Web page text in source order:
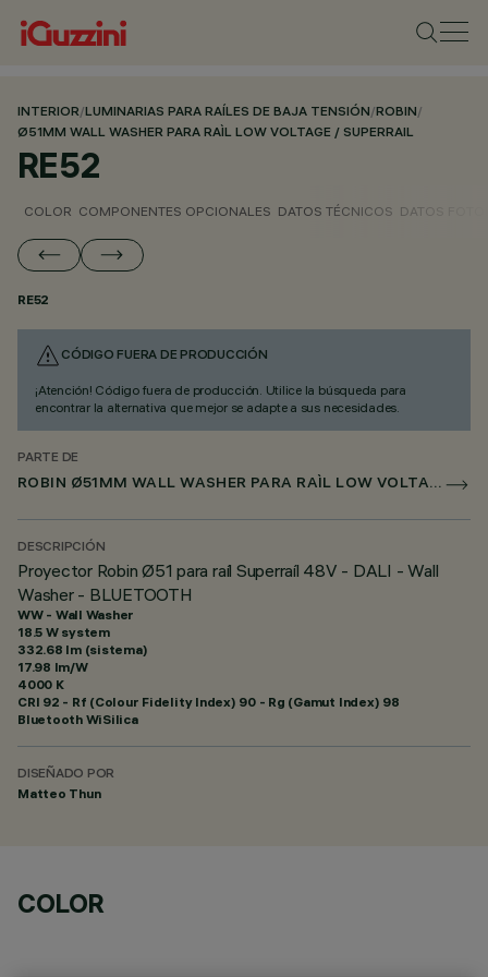
INTERIOR/LUMINARIAS PARA RAÍLES DE BAJA TENSIÓN/ROBIN/
Ø51MM WALL WASHER PARA RAÌL LOW VOLTAGE / SUPERRAIL
RE52
COLOR COMPONENTES OPCIONALES DATOS TÉCNICOS DATOS
RE52
CÓDIGO FUERA DE PRODUCCIÓN
¡Atención! Código fuera de producción. Utilice la búsqueda para
encontrar la alternativa que mejor se adapte a sus necesidades.
PARTE DE
ROBIN Ø51MM WALL WASHER PARA RAÌL LOW VOLTAGE / SUPERRAIL
DESCRIPCIÓN
Proyector Robin Ø51 para raíl Superraíl 48V - DALI - Wall
Washer - BLUETOOTH
WW - Wall Washer
18.5 W system
332.68 lm (sistema)
17.98 lm/W
4000 K
CRI 92 - Rf (Colour Fidelity Index) 90 - Rg (Gamut Index) 98
Bluetooth WiSilica
DISEÑADO POR
Matteo Thun
COLOR